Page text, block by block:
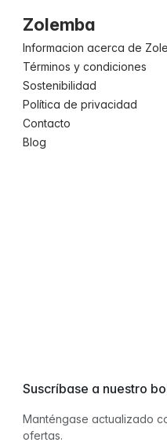
Zolemba
Informacion acerca de
Términos y condiciones
Sostenibilidad
Política de privacidad
Contacto
Blog
Suscríbase a nuestro
Manténgase actualizado
ofertas.